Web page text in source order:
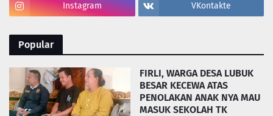
Instagram VKontakte
Popular
FIRLI, WARGA DESA LUBUK
BESAR KECEWA ATAS
PENOLAKAN ANAK NYA MAU
MASUK SEKOLAH TK